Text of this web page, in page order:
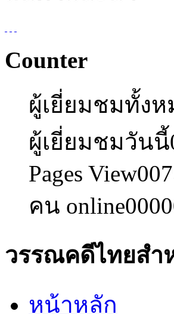
Counter
ผู้เยี่ยมชมทั้งห
ผู้เยี่ยมชมวันนี้
Pages View
คน online
วรรณคดีไทยสำห
หน้าหลัก